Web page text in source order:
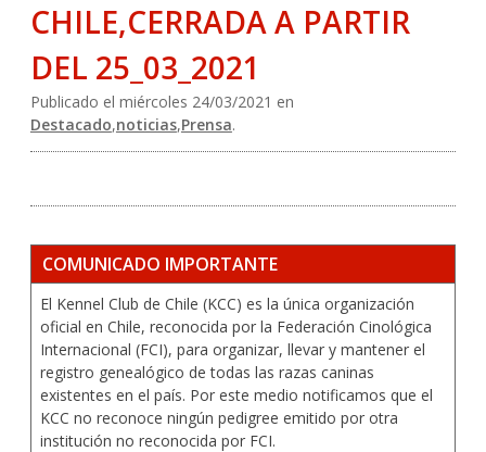
CHILE,CERRADA A PARTIR
DEL 25_03_2021
Publicado el miércoles 24/03/2021 en
Destacado,noticias,Prensa.
COMUNICADO IMPORTANTE
El Kennel Club de Chile (KCC) es la única organización
oficial en Chile, reconocida por la Federación Cinológica
Internacional (FCI), para organizar, llevar y mantener el
registro genealógico de todas las razas caninas
existentes en el país. Por este medio notificamos que el
KCC no reconoce ningún pedigree emitido por otra
institución no reconocida por FCI.